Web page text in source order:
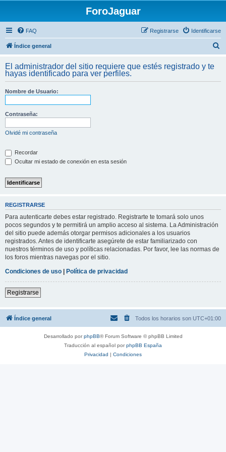
ForoJaguar
FAQ Identificarse
Registrarse
Índice general
c
El administrador del sitio requiere que estés registrado y te
hayas identificado para ver perfiles.
Nombre de Usuario:
Contraseña:
Olvidé mi contraseña
Recordar
Ocultar mi estado de conexión en esta sesión
REGISTRARSE
Para autenticarte debes estar registrado. Registrarte te tomará solo unos
pocos segundos y te permitirá un amplio acceso al sistema. La Administración
del sitio puede además otorgar permisos adicionales a los usuarios
registrados. Antes de identificarte asegúrete de estar familiarizado con
nuestros términos de uso y políticas relacionadas. Por favor, lee las normas de
los foros mientras navegas por el sitio.
Condiciones de uso | Política de privacidad
Registrarse
Índice general Todos los horarios son UTC+01:00
Desarrollado porphpBB® Forum Software © phpBB Limited
Traducción al español porphpBB España
Privacidad | Condiciones